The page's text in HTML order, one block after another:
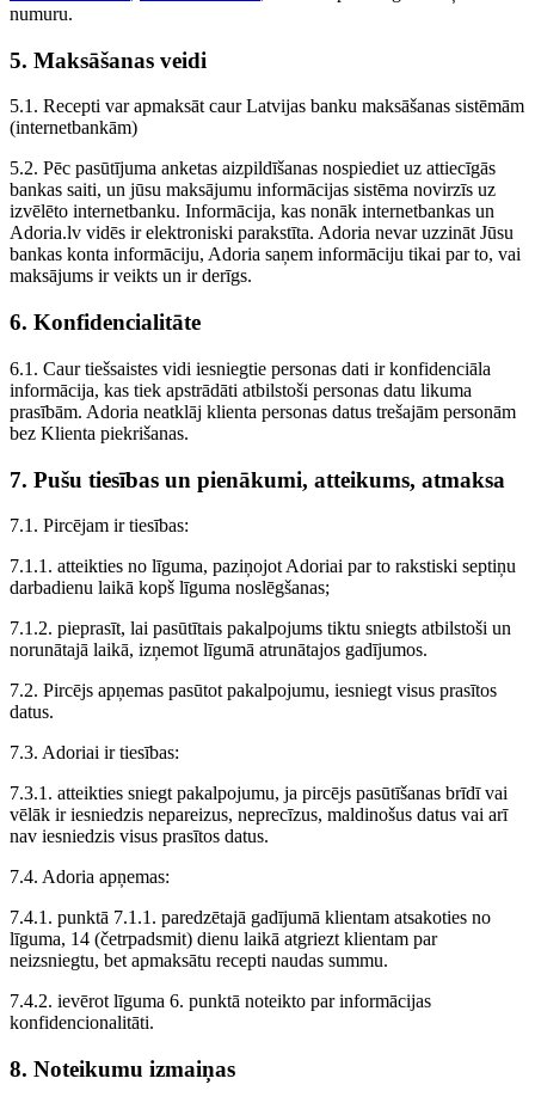
numuru.
5. Maksāšanas veidi
5.1. Recepti var apmaksāt caur Latvijas banku maksāšanas sistēmām
(internetbankām)
5.2. Pēc pasūtījuma anketas aizpildīšanas nospiediet uz attiecīgās
bankas saiti, un jūsu maksājumu informācijas sistēma novirzīs uz
izvēlēto internetbanku. Informācija, kas nonāk internetbankas un
Adoria.lv vidēs ir elektroniski parakstīta. Adoria nevar uzzināt Jūsu
bankas konta informāciju, Adoria saņem informāciju tikai par to, vai
maksājums ir veikts un ir derīgs.
6. Konfidencialitāte
6.1. Caur tiešsaistes vidi iesniegtie personas dati ir konfidenciāla
informācija, kas tiek apstrādāti atbilstoši personas datu likuma
prasībām. Adoria neatklāj klienta personas datus trešajām personām
bez Klienta piekrišanas.
7. Pušu tiesības un pienākumi, atteikums, atmaksa
7.1. Pircējam ir tiesības:
7.1.1. atteikties no līguma, paziņojot Adoriai par to rakstiski septiņu
darbadienu laikā kopš līguma noslēgšanas;
7.1.2. pieprasīt, lai pasūtītais pakalpojums tiktu sniegts atbilstoši un
norunātajā laikā, izņemot līgumā atrunātajos gadījumos.
7.2. Pircējs apņemas pasūtot pakalpojumu, iesniegt visus prasītos
datus.
7.3. Adoriai ir tiesības:
7.3.1. atteikties sniegt pakalpojumu, ja pircējs pasūtīšanas brīdī vai
vēlāk ir iesniedzis nepareizus, neprecīzus, maldinošus datus vai arī
nav iesniedzis visus prasītos datus.
7.4. Adoria apņemas:
7.4.1. punktā 7.1.1. paredzētajā gadījumā klientam atsakoties no
līguma, 14 (četrpadsmit) dienu laikā atgriezt klientam par
neizsniegtu, bet apmaksātu recepti naudas summu.
7.4.2. ievērot līguma 6. punktā noteikto par informācijas
konfidencionalitāti.
8. Noteikumu izmaiņas